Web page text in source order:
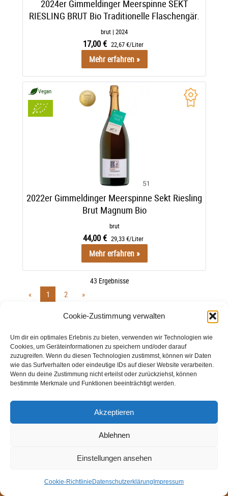
Cookie-Zustimmung verwalten
Um dir ein optimales Erlebnis zu bieten, verwenden wir Technologien wie
Cookies, um Geräteinformationen zu speichern und/oder darauf
zuzugreifen. Wenn du diesen Technologien zustimmst, können wir Daten
wie das Surfverhalten oder eindeutige IDs auf dieser Website verarbeiten.
Wenn du deine Zustimmung nicht erteilst oder zurückziehst, können
bestimmte Merkmale und Funktionen beeinträchtigt werden.
Akzeptieren
Ablehnen
Einstellungen ansehen
Cookie-Richtlinie Datenschutzerklärung Impressum